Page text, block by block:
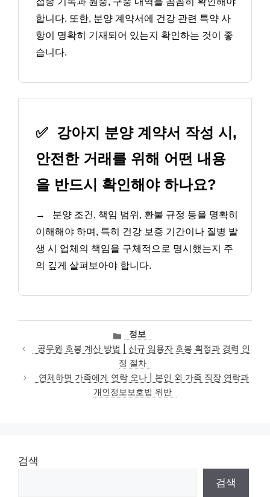
합니다. 또한, 분양 계약서에 건강 관련 특약 사
항이 명확히 기재되어 있는지 확인하는 것이 좋
습니다.
✅ 강아지 분양 계약서 작성 시,
안전한 거래를 위해 어떤 내용
을 반드시 확인해야 하나요?
→
분양 조건, 책임 범위, 환불 규정 등을 명확히
이해해야 하며, 특히 건강 보증 기간이나 질병 발
생 시 업체의 책임을 구체적으로 명시했는지 주
의 깊게 살펴보아야 합니다.
카
테
고
리
정보
공무원 호봉 계산 방법 | 신규 임용자 호봉 획정과 경력 인
정 절차
연체하면 가족에게 연락 오나 | 본인 외 가족 직장 연락과
개인정보보호법 위반
검색
검색